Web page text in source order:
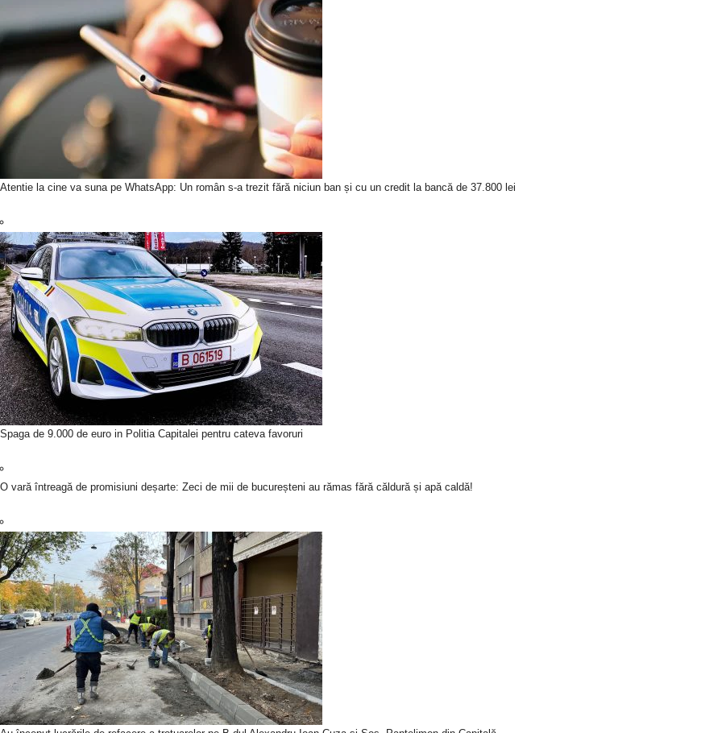
Atentie la cine va suna pe WhatsApp: Un român s-a trezit fără niciun ban și cu un credit la bancă de 37.800 lei
Spaga de 9.000 de euro in Politia Capitalei pentru cateva favoruri
O vară întreagă de promisiuni deșarte: Zeci de mii de bucureșteni au rămas fără căldură și apă caldă!